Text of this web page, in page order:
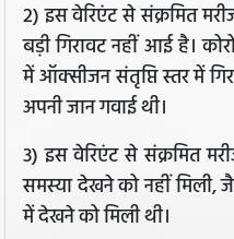
2) इस वेरिएंट से संक्रमित
बड़ी गिरावट नहीं आई है।
में ऑक्सीजन संतृप्ति स्तर में
अपनी जान गवाई थी।
3) इस वेरिएंट से संक्रमित
समस्या देखने को नहीं मिली,
में देखने को मिली थी।